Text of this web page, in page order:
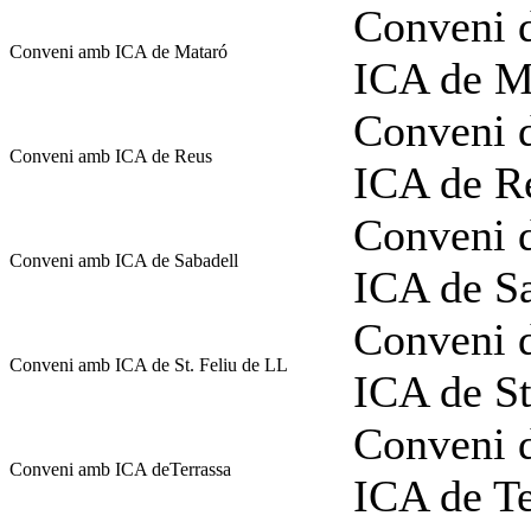
Conveni amb ICA de Mataró
Conveni
ICA de
Conveni amb ICA de Reus
Conveni
ICA de
Conveni amb ICA de Sabadell
Conveni
ICA de
Conveni amb ICA de St. Feliu de LL
Conveni
ICA de
Conveni amb ICA deTerrassa
Conveni
ICA de